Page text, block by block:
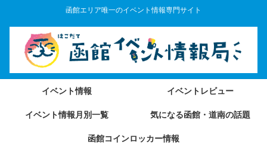
函館エリア唯一のイベント情報専門サイト
イベント情報 イベントレビュー
イベント情報月別一覧 気になる函館・道南の話題
函館コインロッカー情報